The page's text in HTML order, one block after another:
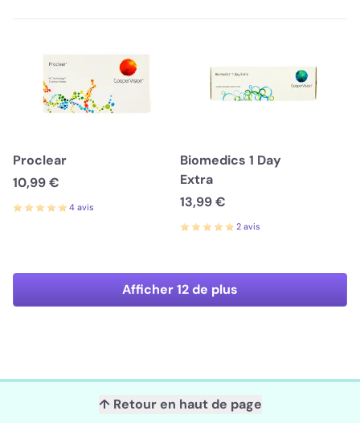
Proclear
10,99 €
4 avis
Biomedics 1 Day
Extra
13,99 €
2 avis
Afficher 12 de plus
↑ Retour en haut de page